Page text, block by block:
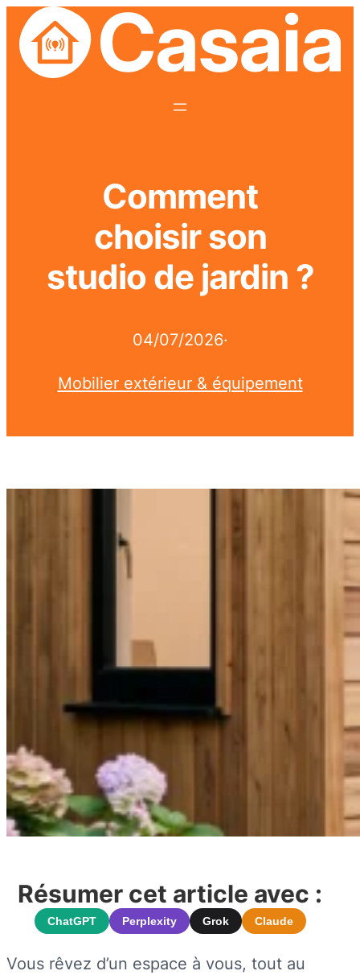
Comment
choisir son
studio de jardin ?
04/07/2026·
Mobilier extérieur & équipement
Résumer cet article avec :
ChatGPT Perplexity Grok Claude
Vous rêvez d’un espace à vous, tout au